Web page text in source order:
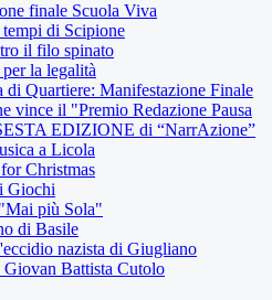
finale Scuola Viva
di Scipione
il filo spinato
la legalità
di Quartiere: Manifestazione Finale
vince il "Premio Redazione Pausa
EDIZIONE di “NarrAzione”
a Licola
Christmas
Giochi
più Sola"
di Basile
nazista di Giugliano
Giovan Battista Cutolo